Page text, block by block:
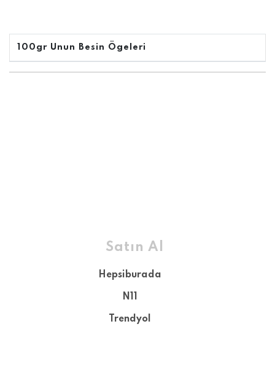
Satın Al
Hepsiburada
N11
Trendyol
100gr Unun Besin Ögeleri